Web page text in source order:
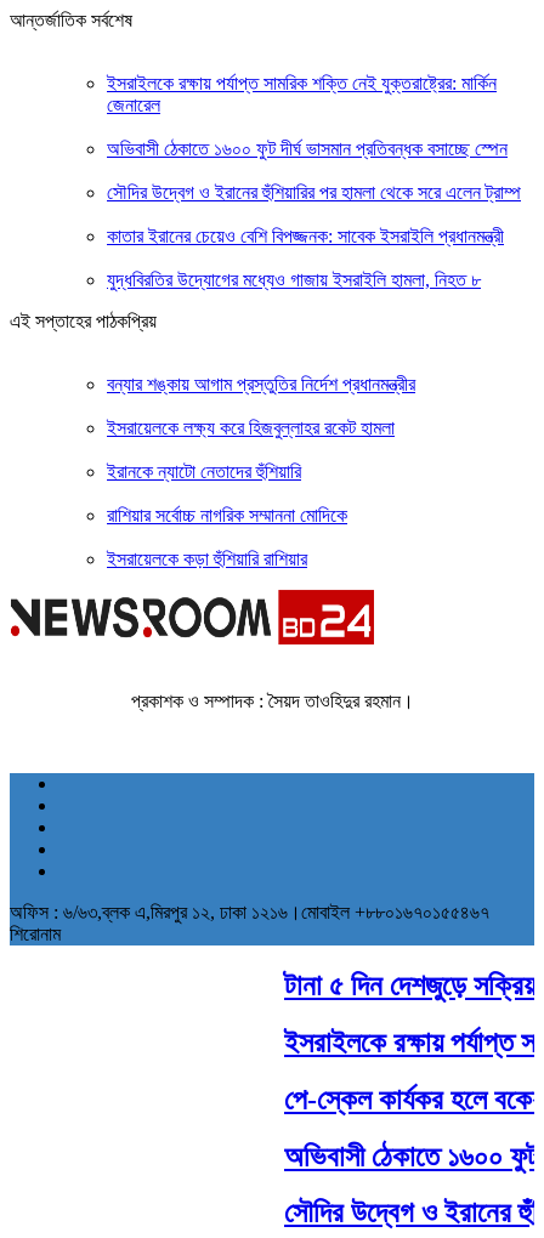
আন্তর্জাতিক সর্বশেষ
ইসরাইলকে রক্ষায় পর্যাপ্ত সামরিক শক্তি নেই যুক্তরাষ্ট্রের: মার্কিন
জেনারেল
অভিবাসী ঠেকাতে ১৬০০ ফুট দীর্ঘ ভাসমান প্রতিবন্ধক বসাচ্ছে স্পেন
সৌদির উদ্বেগ ও ইরানের হুঁশিয়ারির পর হামলা থেকে সরে এলেন ট্রাম্প
কাতার ইরানের চেয়েও বেশি বিপজ্জনক: সাবেক ইসরাইলি প্রধানমন্ত্রী
যুদ্ধবিরতির উদ্যোগের মধ্যেও গাজায় ইসরাইলি হামলা, নিহত ৮
এই সপ্তাহের পাঠকপ্রিয়
বন্যার শঙ্কায় আগাম প্রস্তুতির নির্দেশ প্রধানমন্ত্রীর
ইসরায়েলকে লক্ষ্য করে হিজবুল্লাহর রকেট হামলা
ইরানকে ন্যাটো নেতাদের হুঁশিয়ারি
রাশিয়ার সর্বোচ্চ নাগরিক সম্মাননা মোদিকে
ইসরায়েলকে কড়া হুঁশিয়ারি রাশিয়ার
প্রকাশক ও সম্পাদক : সৈয়দ তাওহিদুর রহমান।
অফিস : ৬/৬৩,ব্লক এ,মিরপুর ১২, ঢাকা ১২১৬।মোবাইল +৮৮০১৬৭০১৫৫৪৬৭
শিরোনাম
টানা ৫ দিন দেশজুড়ে সক্রিয়
ইসরাইলকে রক্ষায় পর্যাপ্ত
পে-স্কেল কার্যকর হলে বকেয়া
অভিবাসী ঠেকাতে ১৬০০ ফুট
সৌদির উদ্বেগ ও ইরানের